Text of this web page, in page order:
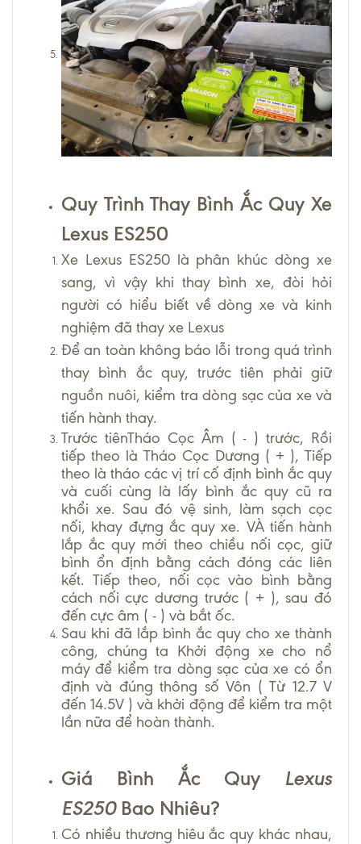
Quy Trình Thay Bình Ắc Quy Xe
Lexus ES250
Xe Lexus ES250 là phân khúc dòng xe
sang, vì vậy khi thay bình xe, đòi hỏi
người có hiểu biết về dòng xe và kinh
nghiệm đã thay xe Lexus
Để an toàn không báo lỗi trong quá trình
thay bình ắc quy, trước tiên phải giữ
nguồn nuôi, kiểm tra dòng sạc của xe và
tiến hành thay.
Trước tiênTháo Cọc Âm ( - ) trước, Rồi
tiếp theo là Tháo Cọc Dương ( + ), Tiếp
theo là tháo các vị trí cố định bình ắc quy
và cuối cùng là lấy bình ắc quy cũ ra
khổi xe. Sau đó vệ sinh, làm sạch cọc
nối, khay đựng ắc quy xe. VÀ tiến hành
lắp ắc quy mới theo chiều nối cọc, giữ
bình ổn định bằng cách đóng các liên
kết. Tiếp theo, nối cọc vào bình bằng
cách nối cực dương trước ( + ), sau đó
đến cực âm ( - ) và bắt ốc.
Sau khi đã lắp bình ắc quy cho xe thành
công, chúng ta Khởi động xe cho nổ
máy để kiểm tra dòng sạc của xe có ổn
định và đúng thông số Vôn ( Từ 12.7 V
đến 14.5V ) và khởi động để kiểm tra một
lần nữa để hoàn thành.
Giá Bình Ắc Quy Lexus
ES250Bao Nhiêu?
Có nhiều thương hiêu ắc quy khác nhau,